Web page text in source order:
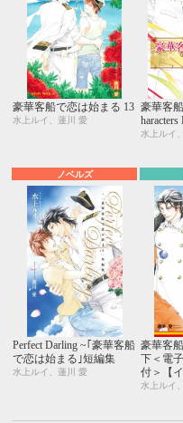
豪華客船で恋は始まる 13
水上ルイ、蓮川 愛
豪華客
haracters
水上ルイ
ノベルズ
Perfect Darling ~｢豪華客船
で恋は始まる｣短編集
水上ルイ、蓮川 愛
豪華客
下＜電
付＞【
水上ルイ